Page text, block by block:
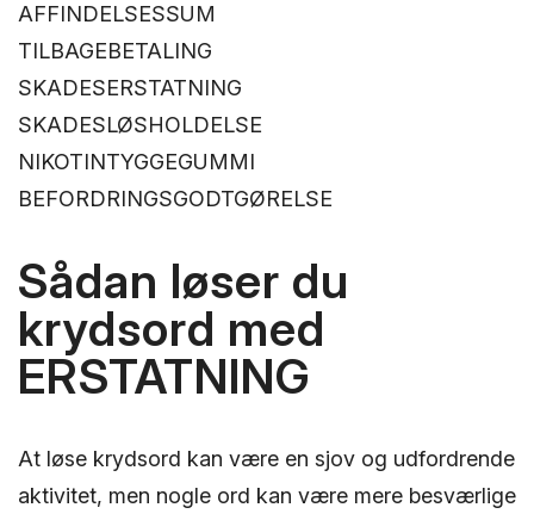
AFFINDELSESSUM
TILBAGEBETALING
SKADESERSTATNING
SKADESLØSHOLDELSE
NIKOTINTYGGEGUMMI
BEFORDRINGSGODTGØRELSE
Sådan løser du
krydsord med
ERSTATNING
At løse krydsord kan være en sjov og udfordrende
aktivitet, men nogle ord kan være mere besværlige